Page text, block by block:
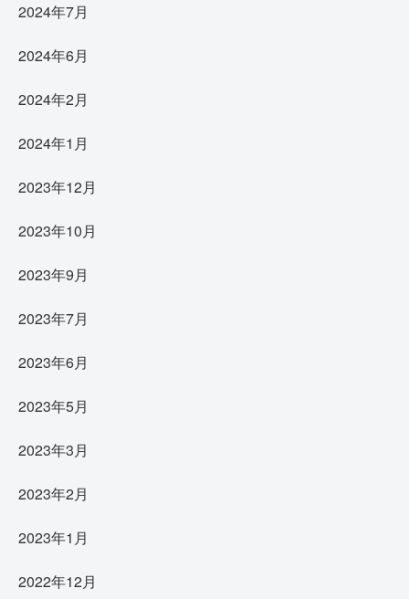
2024年7月
2024年6月
2024年2月
2024年1月
2023年12月
2023年10月
2023年9月
2023年7月
2023年6月
2023年5月
2023年3月
2023年2月
2023年1月
2022年12月